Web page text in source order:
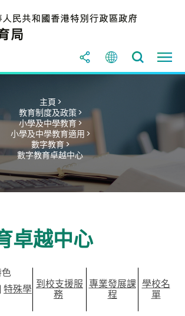
主頁 >
教育制度及政策 >
小學及中學教育 >
小學及中學教育適用 >
數字教育 >
數字教育卓越中心
卓越中心
|特殊學 到校支援服
務
專業發展課
程
學校名
單